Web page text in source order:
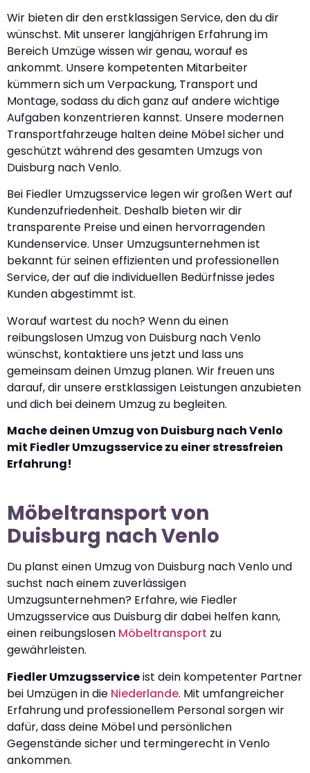
Wir bieten dir den erstklassigen Service, den du dir
wünschst. Mit unserer langjährigen Erfahrung im
Bereich Umzüge wissen wir genau, worauf es
ankommt. Unsere kompetenten Mitarbeiter
kümmern sich um Verpackung, Transport und
Montage, sodass du dich ganz auf andere wichtige
Aufgaben konzentrieren kannst. Unsere modernen
Transportfahrzeuge halten deine Möbel sicher und
geschützt während des gesamten Umzugs von
Duisburg nach Venlo.
Bei Fiedler Umzugsservice legen wir großen Wert auf
Kundenzufriedenheit. Deshalb bieten wir dir
transparente Preise und einen hervorragenden
Kundenservice. Unser Umzugsunternehmen ist
bekannt für seinen effizienten und professionellen
Service, der auf die individuellen Bedürfnisse jedes
Kunden abgestimmt ist.
Worauf wartest du noch? Wenn du einen
reibungslosen Umzug von Duisburg nach Venlo
wünschst, kontaktiere uns jetzt und lass uns
gemeinsam deinen Umzug planen. Wir freuen uns
darauf, dir unsere erstklassigen Leistungen anzubieten
und dich bei deinem Umzug zu begleiten.
Mache deinen Umzug von Duisburg nach Venlo
mit Fiedler Umzugsservice zu einer stressfreien
Erfahrung!
Möbeltransport von
Duisburg nach Venlo
Du planst einen Umzug von Duisburg nach Venlo und
suchst nach einem zuverlässigen
Umzugsunternehmen? Erfahre, wie Fiedler
Umzugsservice aus Duisburg dir dabei helfen kann,
einen reibungslosen Möbeltransport zu
gewährleisten.
Fiedler Umzugsserviceist dein kompetenter Partner
bei Umzügen in die Niederlande. Mit umfangreicher
Erfahrung und professionellem Personal sorgen wir
dafür, dass deine Möbel und persönlichen
Gegenstände sicher und termingerecht in Venlo
ankommen.